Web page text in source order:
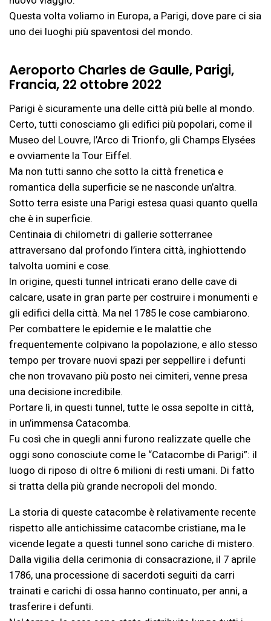
Questa volta voliamo in Europa, a Parigi, dove pare ci sia
uno dei luoghi più spaventosi del mondo.
Aeroporto Charles de Gaulle, Parigi,
Francia, 22 ottobre 2022
Parigi è sicuramente una delle città più belle al mondo.
Certo, tutti conosciamo gli edifici più popolari, come il
Museo del Louvre, l’Arco di Trionfo, gli Champs Elysées
e ovviamente la Tour Eiffel.
Ma non tutti sanno che sotto la città frenetica e
romantica della superficie se ne nasconde un’altra.
Sotto terra esiste una Parigi estesa quasi quanto quella
che è in superficie.
Centinaia di chilometri di gallerie sotterranee
attraversano dal profondo l’intera città, inghiottendo
talvolta uomini e cose.
In origine, questi tunnel intricati erano delle cave di
calcare, usate in gran parte per costruire i monumenti e
gli edifici della città. Ma nel 1785 le cose cambiarono.
Per combattere le epidemie e le malattie che
frequentemente colpivano la popolazione, e allo stesso
tempo per trovare nuovi spazi per seppellire i defunti
che non trovavano più posto nei cimiteri, venne presa
una decisione incredibile.
Portare lì, in questi tunnel, tutte le ossa sepolte in città,
in un’immensa Catacomba.
Fu così che in quegli anni furono realizzate quelle che
oggi sono conosciute come le “Catacombe di Parigi”: il
luogo di riposo di oltre 6 milioni di resti umani. Di fatto
si tratta della più grande necropoli del mondo.
La storia di queste catacombe è relativamente recente
rispetto alle antichissime catacombe cristiane, ma le
vicende legate a questi tunnel sono cariche di mistero.
Dalla vigilia della cerimonia di consacrazione, il 7 aprile
1786, una processione di sacerdoti seguiti da carri
trainati e carichi di ossa hanno continuato, per anni, a
trasferire i defunti.